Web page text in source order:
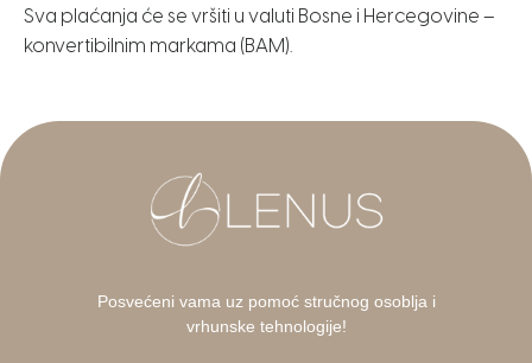
Sva plaćanja će se vršiti u valuti Bosne i Hercegovine –
konvertibilnim markama (BAM).
Posvećeni vama uz pomoć stručnog osoblja i
vrhunske tehnologije!